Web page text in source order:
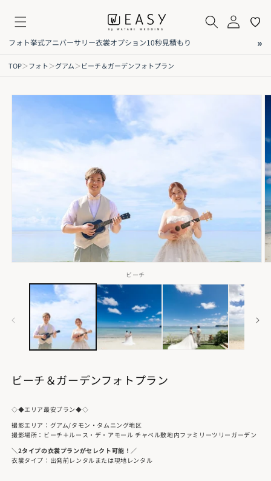
ンツに
進む
ペ
に
フォト挙式アニバーサリー衣裳オプション10秒見積もり »
TOP＞フォト＞グアム＞ビーチ＆ガーデンフォトプラン
商品詳細オプションレビューご利用方法
商品情
ビーチ
ビーチ＆ガーデンフォトプラン
◇◆エリア最安プラン◆◇
撮影エリア：グアム/タモン・タムニング地区
撮影場所：ビーチ＋ルース・デ・アモール チャペル敷地内ファミリーツリーガーデン
＼2タイプの衣裳プランがセレクト可能！／
衣裳タイプ：出発前レンタルまたは現地レンタル
出発前レンタル衣裳プラン
セレクトできる衣裳プラン。
小物やヘアアレンジなどトータルコーディネートもイメージしやす
く、当日まで安心してお過ごしいただけます。
✨ポイント
①出発前に試着&予約
②日本でサイズ合わせした衣裳を持ち運ぶ安心感
③トータルコーディネート
現地レンタル衣裳プラン
現地サロンにてコーディネーターがお好みやイメージをお伺いし、
ご試着の上で衣裳をセレクトしていただく衣裳プラン。
お手軽さにこだわりたい方にぴったりです。
✨ポイント
①手ぶらでらくらく
②今の自分にあったものをセレクト